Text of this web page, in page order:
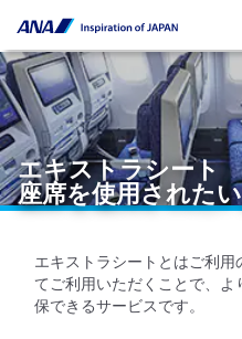
エキストラシート
座席を使用された
エキストラシートとはご利
てご利用いただくことで、
保できるサービスです。